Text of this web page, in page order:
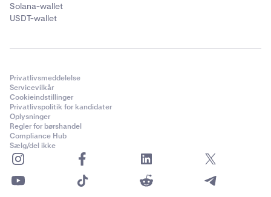
Solana-wallet
USDT-wallet
Privatlivsmeddelelse
Servicevilkår
Cookieindstillinger
Privatlivspolitik for kandidater
Oplysninger
Regler for børshandel
Compliance Hub
Sælg/del ikke